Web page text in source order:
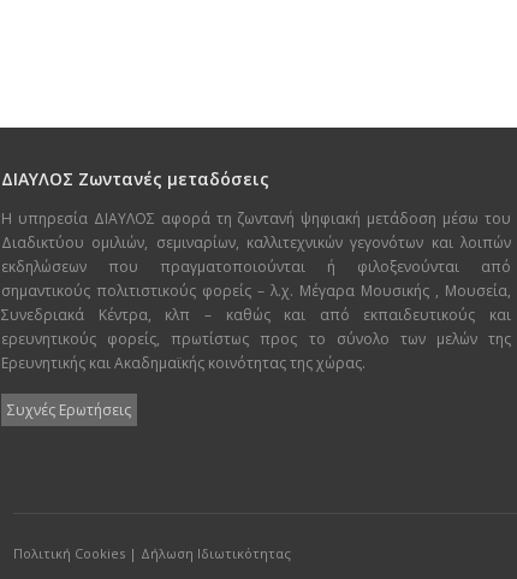
ΔΙΑΥΛΟΣ Ζωντανές μεταδόσεις
Η υπηρεσία ΔΙΑΥΛΟΣ αφορά τη ζωντανή ψηφιακή μετάδοση μέσω του
Διαδικτύου ομιλιών, σεμιναρίων, καλλιτεχνικών γεγονότων και λοιπών
εκδηλώσεων που πραγματοποιούνται ή φιλοξενούνται από
σημαντικούς πολιτιστικούς φορείς – λ.χ. Μέγαρα Μουσικής , Μουσεία,
Συνεδριακά Κέντρα, κλπ – καθώς και από εκπαιδευτικούς και
ερευνητικούς φορείς, πρωτίστως προς το σύνολο των μελών της
Ερευνητικής και Ακαδημαϊκής κοινότητας της χώρας.
Συχνές Ερωτήσεις
Πολιτική Cookies | Δήλωση Ιδιωτικότητας